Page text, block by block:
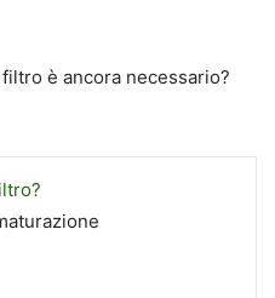
è ancora necessario?